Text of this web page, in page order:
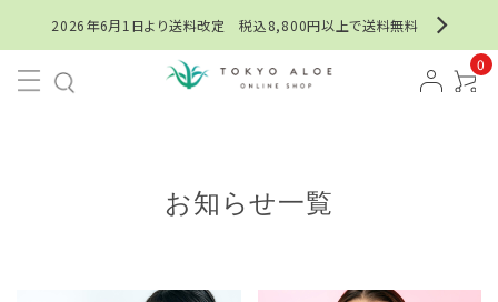
2026年6月1日より送料改定 税込8,800円以上で送料無料
0
お知らせ一覧